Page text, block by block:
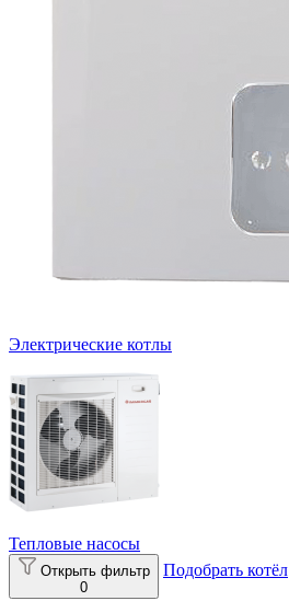
Электрические котлы
Тепловые насосы
Открыть фильтр
0
Подобрать котёл